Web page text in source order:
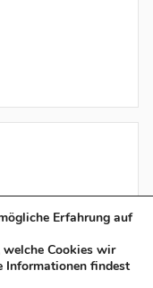
Erfahrung auf
Cookies wir
Informationen findest